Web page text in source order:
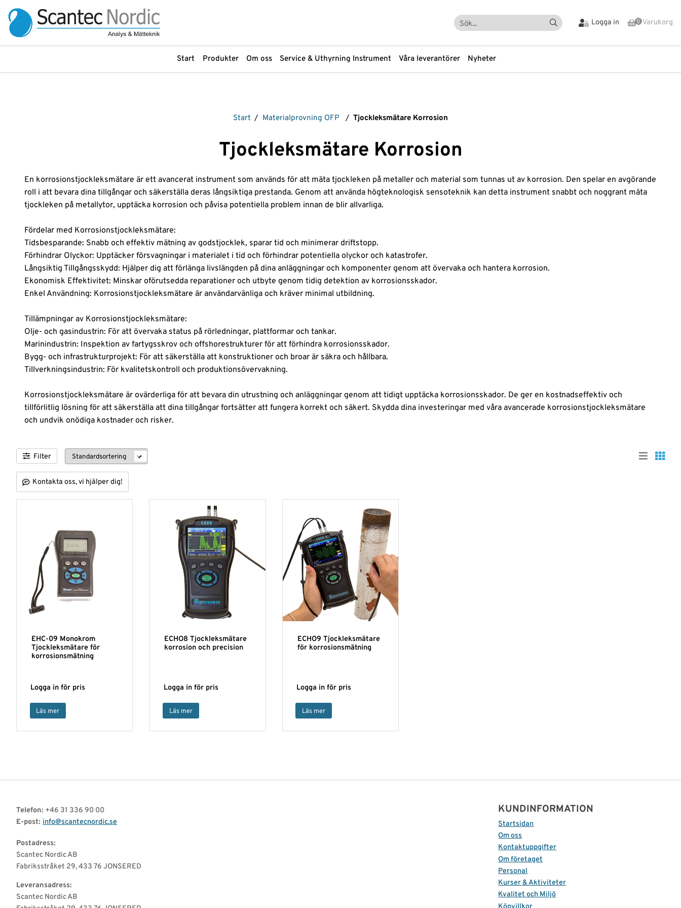
Logga in 0 Varukorg
Start Produkter Om oss Service & Uthyrning Instrument Våra leverantörer Nyheter
Gasgeneratorer
GC-kolonner
GC-tillbehör
Ljudnivåmätare
Ljudreducerande skåp
Luftprovtagning
Materialanalys
PFAS-analys
Plattinstrument
Plattor och Plattförsegling
Provtagning från ytor och hud
Sprutor
Strålningsmätare
Termisk Desorption
Vätskehantering
REA-Utförsäljning
Uthyrning
Instrument
Våra
Nyheter
Logga
Start / Materialprovning OFP / Tjockleksmätare Korrosion
Tjockleksmätare Korrosion
En korrosionstjockleksmätare är ett avancerat instrument som används för att mäta tjockleken på metaller och material som tunnas ut av korrosion. Den spelar en avgörande
roll i att bevara dina tillgångar och säkerställa deras långsiktiga prestanda. Genom att använda högteknologisk sensoteknik kan detta instrument snabbt och noggrant mäta
tjockleken på metallytor, upptäcka korrosion och påvisa potentiella problem innan de blir allvarliga.
Fördelar med Korrosionstjockleksmätare:
Tidsbesparande: Snabb och effektiv mätning av godstjocklek, sparar tid och minimerar driftstopp.
Förhindrar Olyckor: Upptäcker försvagningar i materialet i tid och förhindrar potentiella olyckor och katastrofer.
Långsiktig Tillgångsskydd: Hjälper dig att förlänga livslängden på dina anläggningar och komponenter genom att övervaka och hantera korrosion.
Ekonomisk Effektivitet: Minskar oförutsedda reparationer och utbyte genom tidig detektion av korrosionsskador.
Enkel Användning: Korrosionstjockleksmätare är användarvänliga och kräver minimal utbildning.
Tillämpningar av Korrosionstjockleksmätare:
Olje- och gasindustrin: För att övervaka status på rörledningar, plattformar och tankar.
Marinindustrin: Inspektion av fartygsskrov och offshorestrukturer för att förhindra korrosionsskador.
Bygg- och infrastrukturprojekt: För att säkerställa att konstruktioner och broar är säkra och hållbara.
Tillverkningsindustrin: För kvalitetskontroll och produktionsövervakning.
Korrosionstjockleksmätare är ovärderliga för att bevara din utrustning och anläggningar genom att tidigt upptäcka korrosionsskador. De ger en kostnadseffektiv och
tillförlitlig lösning för att säkerställa att dina tillgångar fortsätter att fungera korrekt och säkert. Skydda dina investeringar med våra avancerade korrosionstjockleksmätare
och undvik onödiga kostnader och risker.
Filter
EHC-09 Monokrom
Tjockleksmätare för
korrosionsmätning
Logga in för pris
Läs mer
ECHO8 Tjockleksmätare
korrosion och precision
Logga in för pris
Läs mer
ECHO9 Tjockleksmätare
för korrosionsmätning
Logga in för pris
Läs mer
Kontakta oss, vi hjälper dig!
Telefon: +46 31 336 90 00
E-post: info@scantecnordic.se
Postadress:
Scantec Nordic AB
Fabriksstråket 29, 433 76 JONSERED
Leveransadress:
Scantec Nordic AB
KUNDINFORMATION
Startsidan
Om oss
Kontaktuppgifter
Om företaget
Personal
Kurser & Aktiviteter
Kvalitet och Miljö